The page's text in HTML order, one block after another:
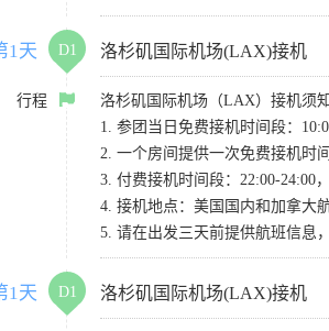
1天 D1 洛杉矶国际机场(LAX)接机
行程
洛杉矶国际机场（LAX）接机须
1. 参团当日免费接机时间段：
2. 一个房间提供一次免费接机时
3. 付费接机时间段：22:00-24:00
4. 接机地点：美国国内和加拿大
5. 请在出发三天前提供航班信息
1天 D1 洛杉矶国际机场(LAX)接机